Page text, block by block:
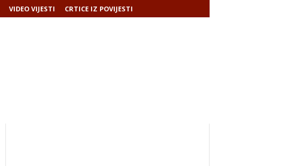
VIDEO VIJESTI CRTICE IZ POVIJESTI